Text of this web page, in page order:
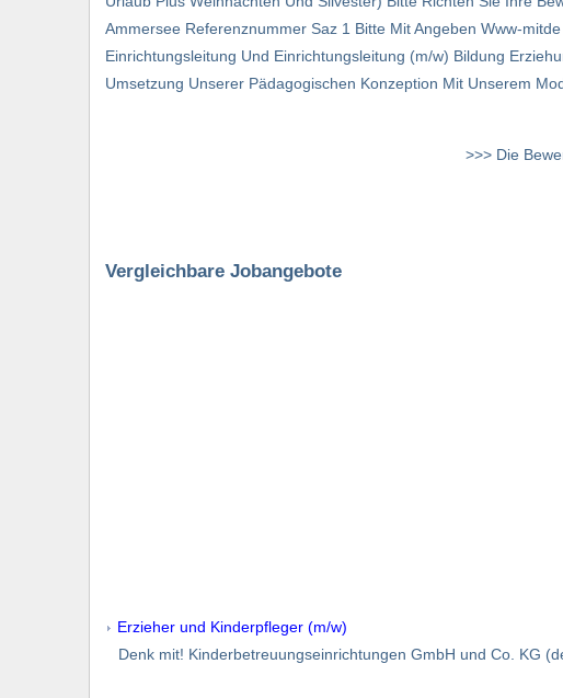
Ammersee Referenznummer Saz 1 Bitte Mit Angeben Www-
Einrichtungsleitung Und Einrichtungsleitung (m/w) Bildung
Umsetzung Unserer Pädagogischen Konzeption Mit Unserem
>>> Die
Vergleichbare Jobangebote
Erzieher und Kinderpfleger (m/w)
Denk mit! Kinderbetreuungseinrichtungen GmbH und Co. KG